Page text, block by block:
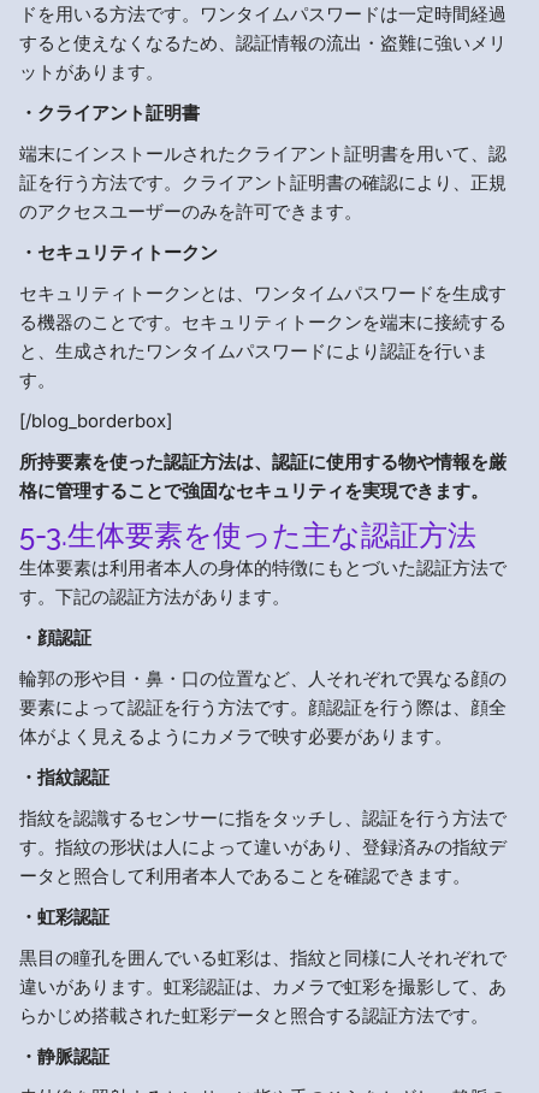
ドを用いる方法です。ワンタイムパスワードは一定時間経過
すると使えなくなるため、認証情報の流出・盗難に強いメリ
ットがあります。
・クライアント証明書
端末にインストールされたクライアント証明書を用いて、認
証を行う方法です。クライアント証明書の確認により、正規
のアクセスユーザーのみを許可できます。
・セキュリティトークン
セキュリティトークンとは、ワンタイムパスワードを生成す
る機器のことです。セキュリティトークンを端末に接続する
と、生成されたワンタイムパスワードにより認証を行いま
す。
[/blog_borderbox]
所持要素を使った認証方法は、認証に使用する物や情報を厳
格に管理することで強固なセキュリティを実現できます。
5-3.生体要素を使った主な認証方法
生体要素は利用者本人の身体的特徴にもとづいた認証方法で
す。下記の認証方法があります。
・顔認証
輪郭の形や目・鼻・口の位置など、人それぞれで異なる顔の
要素によって認証を行う方法です。顔認証を行う際は、顔全
体がよく見えるようにカメラで映す必要があります。
・指紋認証
指紋を認識するセンサーに指をタッチし、認証を行う方法で
す。指紋の形状は人によって違いがあり、登録済みの指紋デ
ータと照合して利用者本人であることを確認できます。
・虹彩認証
黒目の瞳孔を囲んでいる虹彩は、指紋と同様に人それぞれで
違いがあります。虹彩認証は、カメラで虹彩を撮影して、あ
らかじめ搭載された虹彩データと照合する認証方法です。
・静脈認証